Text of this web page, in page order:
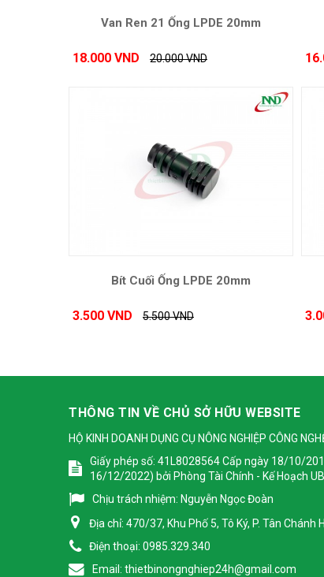
Van Ren 21 Ống LPDE 20mm
18.000 VND 20.000 VND
Bít Cuối Ống LPDE 20mm
3.500 VND 5.500 VND
THÔNG TIN VỀ CHỦ SỞ HỮU WEBSITE
HỘ KINH DOANH DỤNG CỤ NÔNG NGHIỆP CÔNG
Giấy phép số: 41L8028564 Cấp ngày 18/10/
16/12/2022) bởi Phòng Tài Chính - Kế Hoạch
Chịu trách nhiệm: Nguyễn Ngọc Đoàn
Địa chỉ: 470/37, Khu Phố 5, Tô Ký, P. Tân Chánh
Điện thoại: 0985.329.340
Email: thietbinongnghiep24h@gmail.com